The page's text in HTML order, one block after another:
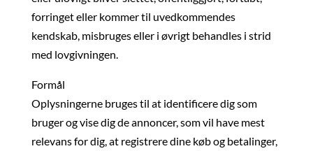
forringet eller kommer til uvedkommendes
kendskab, misbruges eller i øvrigt behandles i strid
med lovgivningen.
Formål
Oplysningerne bruges til at identificere dig som
bruger og vise dig de annoncer, som vil have mest
relevans for dig, at registrere dine køb og betalinger,